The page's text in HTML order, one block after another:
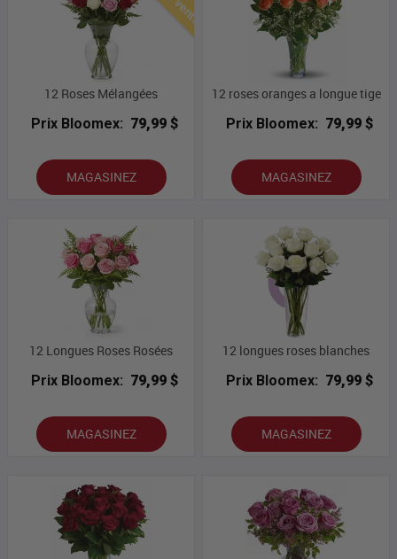
12 Roses Mélangées
Prix Bloomex: 79,99 $
MAGASINEZ
12 roses oranges a longue tige
Prix Bloomex: 79,99 $
MAGASINEZ
12 Longues Roses Rosées
Prix Bloomex: 79,99 $
MAGASINEZ
12 longues roses blanches
Prix Bloomex: 79,99 $
MAGASINEZ